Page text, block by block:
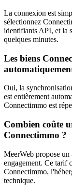
La connexion est
sélectionnez
identifiants API, et la
quelques minutes.
Les biens
Oui, la
est entièrement
Connectimmo est
Combien coûte
Connectimmo ?
MeerWeb propose un
engagement. Ce tarif
Connectimmo,
technique.